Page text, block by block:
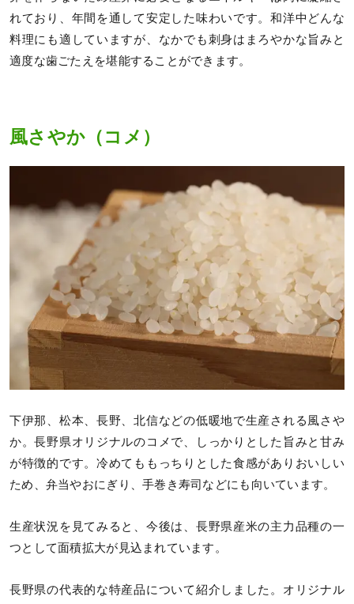
れており、年間を通して安定した味わいです。和洋中どんな
料理にも適していますが、なかでも刺身はまろやかな旨みと
適度な歯ごたえを堪能することができます。
風さやか（コメ）
下伊那、松本、長野、北信などの低暖地で生産される風さや
か。長野県オリジナルのコメで、しっかりとした旨みと甘み
が特徴的です。冷めてももっちりとした食感がありおいしい
ため、弁当やおにぎり、手巻き寿司などにも向いています。
生産状況を見てみると、今後は、長野県産米の主力品種の一
つとして面積拡大が見込まれています。
長野県の代表的な特産品について紹介しました。オリジナル